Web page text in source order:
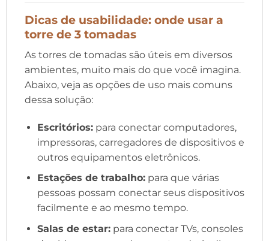
Dicas de usabilidade: onde usar a
torre de 3 tomadas
As torres de tomadas são úteis em diversos
ambientes, muito mais do que você imagina.
Abaixo, veja as opções de uso mais comuns
dessa solução:
Escritórios:para conectar computadores,
impressoras, carregadores de dispositivos e
outros equipamentos eletrônicos.
Estações de trabalho:para que várias
pessoas possam conectar seus dispositivos
facilmente e ao mesmo tempo.
Salas de estar:para conectar TVs, consoles